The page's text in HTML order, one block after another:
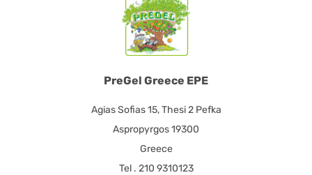
PreGel Greece EPE
Agias Sofias 15, Thesi 2 Pefka
Aspropyrgos 19300
Greece
Tel . 210 9310123